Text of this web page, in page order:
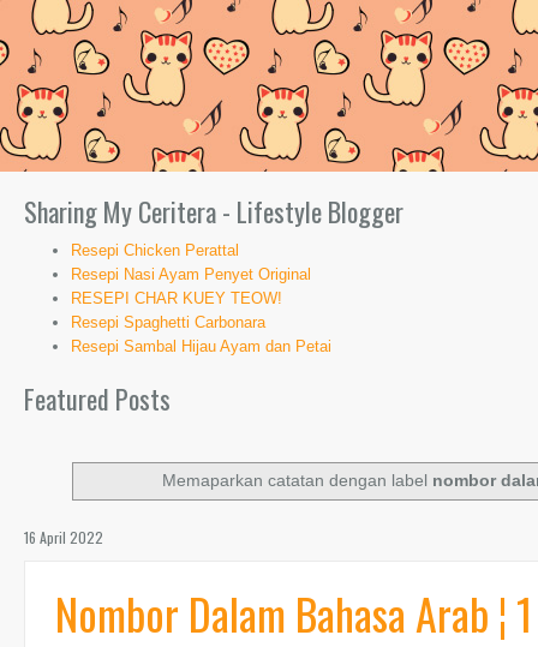
Sharing My Ceritera - Lifestyle Blogger
Resepi Chicken Perattal
Resepi Nasi Ayam Penyet Original
RESEPI CHAR KUEY TEOW!
Resepi Spaghetti Carbonara
Resepi Sambal Hijau Ayam dan Petai
Featured Posts
Memaparkan catatan dengan label nombor
16 April 2022
Nombor Dalam Bahasa Arab ¦